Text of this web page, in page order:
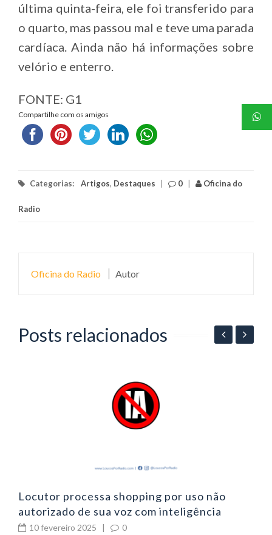
última quinta-feira, ele foi transferido para
o quarto, mas passou mal e teve uma parada
cardíaca. Ainda não há informações sobre
velório e enterro.
FONTE: G1
Compartilhe com os amigos
Categorias: Artigos, Destaques 0 Oficina do
Radio
Oficina do Radio Autor
Posts relacionados
Locutor processa shopping por uso não
autorizado de sua voz com inteligência
artificial
10 fevereiro 2025 | 0